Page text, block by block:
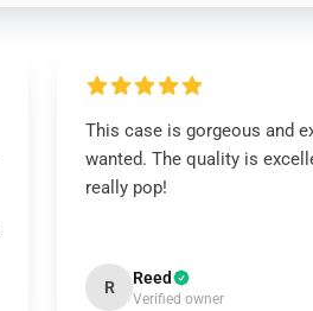
This case is gorgeous and
wanted. The quality is
really pop!
R Reed
Verified owner